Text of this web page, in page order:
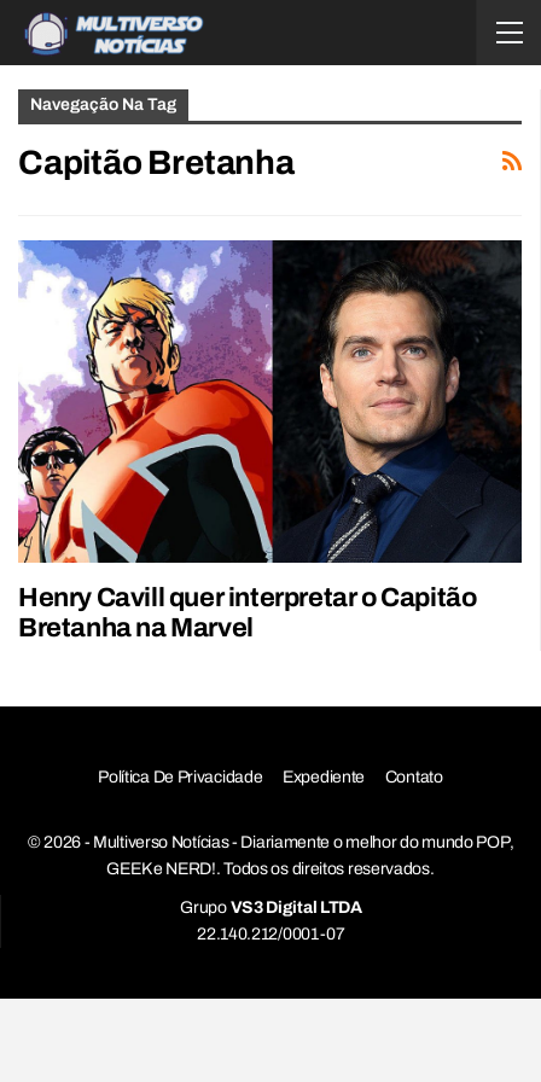
Navegação Na Tag
Capitão Bretanha
Henry Cavill quer interpretar o Capitão
Bretanha na Marvel
Política De Privacidade Expediente Contato
© 2026 - Multiverso Notícias - Diariamente o melhor do mundo POP,
GEEK e NERD!. Todos os direitos reservados.
Grupo VS3 Digital LTDA
22.140.212/0001-07